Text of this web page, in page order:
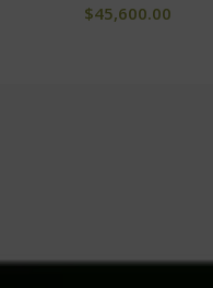
$45,600.00